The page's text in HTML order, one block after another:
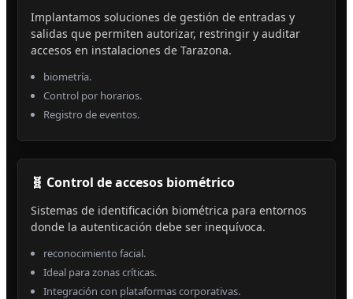
Implantamos soluciones de gestión de entradas y
salidas que permiten autorizar, restringir y auditar
accesos en instalaciones de Tarazona.
biometría.
Control por horarios.
Registro de eventos.
🧬 Control de accesos biométrico
Sistemas de identificación biométrica para entornos
donde la autenticación debe ser inequívoca.
reconocimiento facial.
Ideal para zonas críticas.
Integración con plataformas corporativas.